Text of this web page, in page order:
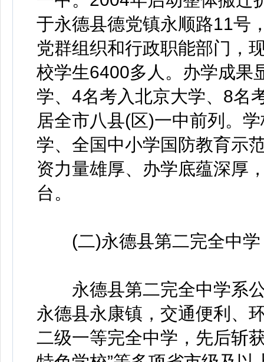
于永德县德党镇永顺路11号
党群组织和行政职能部门，
校学生6400多人。办学成果
学、4名考入北京大学、8名
居全市八县(区)一中前列。
学、全国中小学国防教育示
资力量雄厚、办学底蕴深厚
台。
(二)永德县第二完全中学
永德县第二完全中学系公
永德县永康镇，交通便利、
二级一等完全中学，先后斩